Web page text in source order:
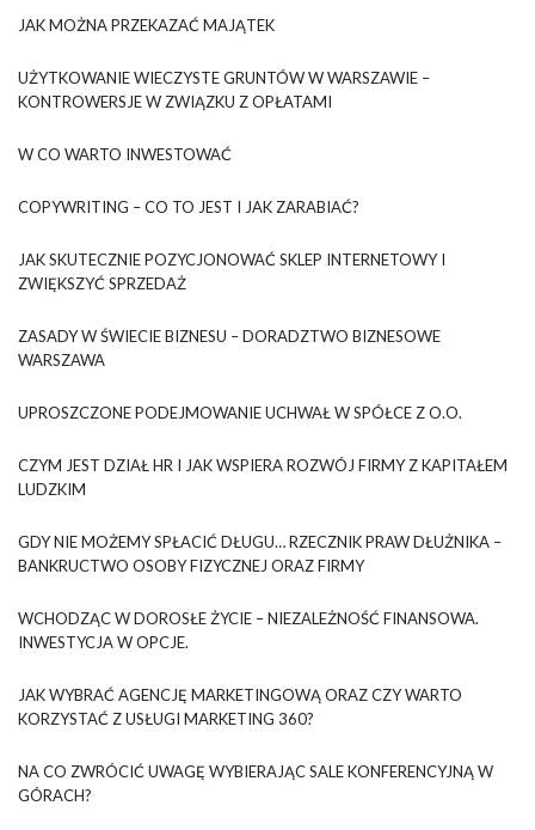
JAK MOŻNA PRZEKAZAĆ MAJĄTEK
UŻYTKOWANIE WIECZYSTE GRUNTÓW W WARSZAWIE –
KONTROWERSJE W ZWIĄZKU Z OPŁATAMI
W CO WARTO INWESTOWAĆ
COPYWRITING – CO TO JEST I JAK ZARABIAĆ?
JAK SKUTECZNIE POZYCJONOWAĆ SKLEP INTERNETOWY I
ZWIĘKSZYĆ SPRZEDAŻ
ZASADY W ŚWIECIE BIZNESU – DORADZTWO BIZNESOWE
WARSZAWA
UPROSZCZONE PODEJMOWANIE UCHWAŁ W SPÓŁCE Z O.O.
CZYM JEST DZIAŁ HR I JAK WSPIERA ROZWÓJ FIRMY Z KAPITAŁEM
LUDZKIM
GDY NIE MOŻEMY SPŁACIĆ DŁUGU… RZECZNIK PRAW DŁUŻNIKA –
BANKRUCTWO OSOBY FIZYCZNEJ ORAZ FIRMY
WCHODZĄC W DOROSŁE ŻYCIE – NIEZALEŻNOŚĆ FINANSOWA.
INWESTYCJA W OPCJE.
JAK WYBRAĆ AGENCJĘ MARKETINGOWĄ ORAZ CZY WARTO
KORZYSTAĆ Z USŁUGI MARKETING 360?
NA CO ZWRÓCIĆ UWAGĘ WYBIERAJĄC SALE KONFERENCYJNĄ W
GÓRACH?